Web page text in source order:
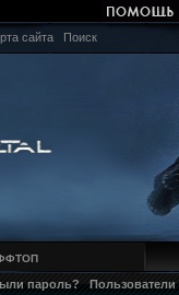
сайта Поиск
пароль? Пользователи